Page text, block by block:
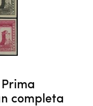
completa